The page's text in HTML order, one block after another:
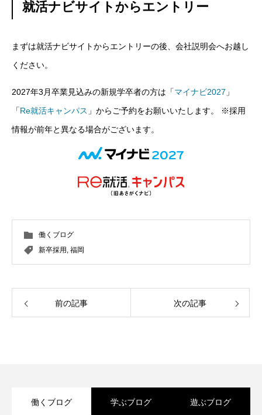
就活ナビサイトからエントリー
まずは就活ナビサイトからエントリーの後、会社説明会へお越し
ください。
2027年3月卒業見込みの新規学卒者の方は「マイナビ2027 」
「Re就活キャンパス 」からご予約をお願いいたします。 ※採用
情報が前年と異なる場合がございます。
働くブログ
新卒採用, 福岡
前の記事 次の記事
働くブログ 学ぶブログ 遊ぶブログ